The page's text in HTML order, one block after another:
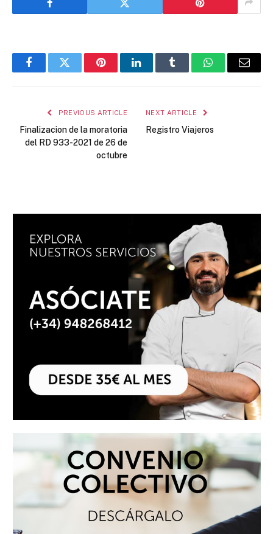
FacebookTwitter PinterestLinkedInTumblr WhatsAppEmail
PREVIOUS ARTICLE
Finalizacion de la moratoria
del RD 933-2021 de 26 de
octubre
NEXT ARTICLE
Registro Viajeros